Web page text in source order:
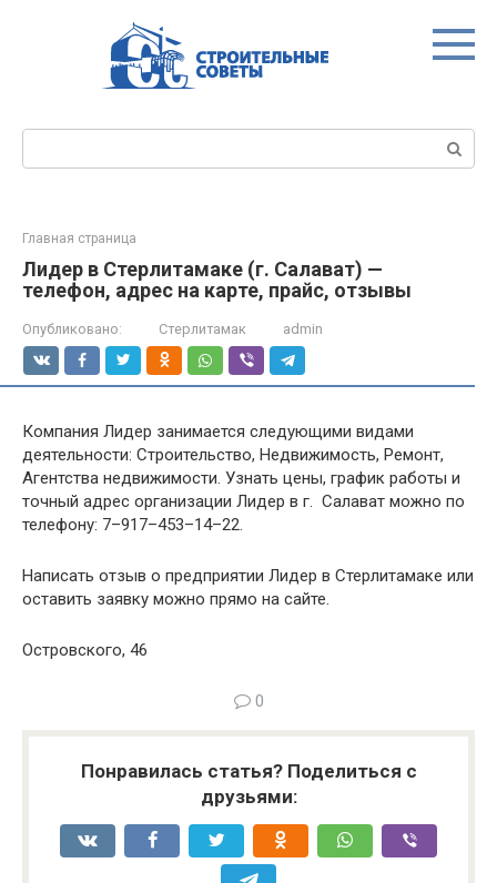
Главная страница
Лидер в Стерлитамаке (г. Салават) —
телефон, адрес на карте, прайс, отзывы
Опубликовано: Стерлитамак admin
Компания Лидер занимается следующими видами
деятельности: Строительство, Недвижимость, Ремонт,
Агентства недвижимости. Узнать цены, график работы и
точный адрес организации Лидер в г. Салават можно по
телефону: 7–917–453–14–22.
Написать отзыв о предприятии Лидер в Стерлитамаке или
оставить заявку можно прямо на сайте.
Островского, 46
0
Понравилась статья? Поделиться с
друзьями: